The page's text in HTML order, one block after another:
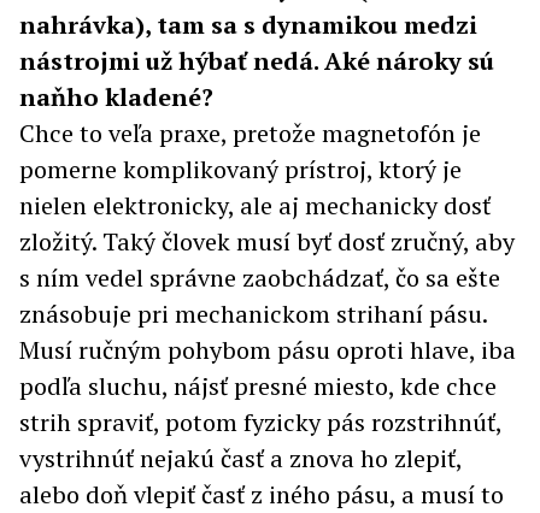
nahrávka), tam sa s dynamikou medzi
nástrojmi už hýbať nedá. Aké nároky sú
naňho kladené?
Chce to veľa praxe, pretože magnetofón je
pomerne komplikovaný prístroj, ktorý je
nielen elektronicky, ale aj mechanicky dosť
zložitý. Taký človek musí byť dosť zručný, aby
s ním vedel správne zaobchádzať, čo sa ešte
znásobuje pri mechanickom strihaní pásu.
Musí ručným pohybom pásu oproti hlave, iba
podľa sluchu, nájsť presné miesto, kde chce
strih spraviť, potom fyzicky pás rozstrihnúť,
vystrihnúť nejakú časť a znova ho zlepiť,
alebo doň vlepiť časť z iného pásu, a musí to